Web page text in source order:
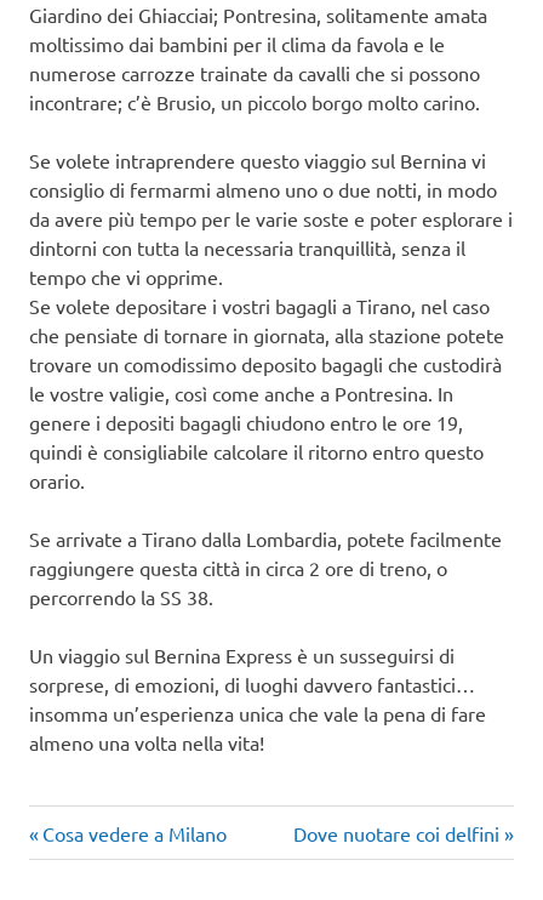
Giardino dei Ghiacciai; Pontresina, solitamente amata
moltissimo dai bambini per il clima da favola e le
numerose carrozze trainate da cavalli che si possono
incontrare; c’è Brusio, un piccolo borgo molto carino.
Se volete intraprendere questo viaggio sul Bernina vi
consiglio di fermarmi almeno uno o due notti, in modo
da avere più tempo per le varie soste e poter esplorare i
dintorni con tutta la necessaria tranquillità, senza il
tempo che vi opprime.
Se volete depositare i vostri bagagli a Tirano, nel caso
che pensiate di tornare in giornata, alla stazione potete
trovare un comodissimo deposito bagagli che custodirà
le vostre valigie, così come anche a Pontresina. In
genere i depositi bagagli chiudono entro le ore 19,
quindi è consigliabile calcolare il ritorno entro questo
orario.
Se arrivate a Tirano dalla Lombardia, potete facilmente
raggiungere questa città in circa 2 ore di treno, o
percorrendo la SS 38.
Un viaggio sul Bernina Express è un susseguirsi di
sorprese, di emozioni, di luoghi davvero fantastici…
insomma un’esperienza unica che vale la pena di fare
almeno una volta nella vita!
Navigazione
Articolo
precedente:
Cosa vedere a Milano
Articolo
successivo:
Dove nuotare coi delfini